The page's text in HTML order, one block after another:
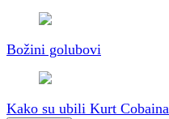
Božini golubovi
Kako su ubili Kurt Cobaina